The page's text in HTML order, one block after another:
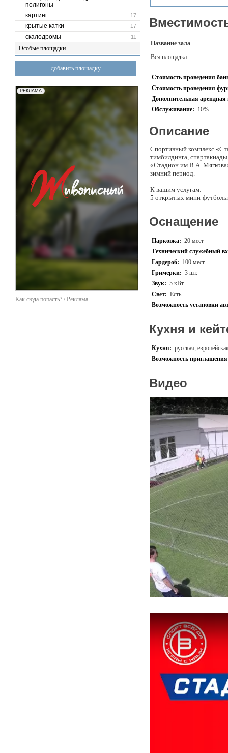
полигоны
17
картинг
17
крытые катки
11
скалодромы
Особые площадки
добавить площадку
Как сюда попасть? / Реклама
Название зала
Вся площадка
Стоимость проведения
Стоимость проведения
Дополнительная
Обслуживание: 10%
Описание
Спортивный комплекс
тимбилдинга,
«Стадион им В.А.
зимний период.
К вашим услугам:
5 открытых мини-
Раздевалки, душевые,
Световое и звуковое
Мы оказываем услуги по
-Разработаем концепцию
-Предоставим любое
-Декорируем площадку
-Обеспечим работу
«Стадион им В.А.
Оснащение
Парковка: 20 мест
Технический служебный
Гардероб: 100 мест
Гримерки: 3 шт.
Звук: 5 кВт.
Свет: Есть
Возможность установки
Кухня и
Кухня: русская,
Возможность приглашения
Видео